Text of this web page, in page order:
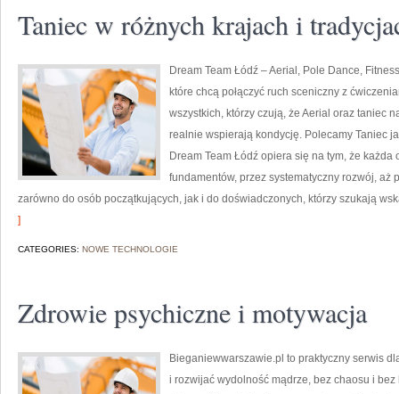
Taniec w różnych krajach i
Dream Team Łódź – Aerial, Pole Dance,
które chcą połączyć ruch sceniczny z
wszystkich, którzy czują, że Aerial oraz taniec
realnie wspierają kondycję. Polecamy Taniec
Dream Team Łódź opiera się na tym, że
fundamentów, przez systematyczny rozwój,
zarówno do osób początkujących, jak i do doświadczonych, którzy szukają
]
CATEGORIES: NOWE TECHNOLOGIE
Zdrowie psychiczne i motywacja
Bieganiewwarszawie.pl to praktyczny serwis
i rozwijać wydolność mądrze, bez chaosu i